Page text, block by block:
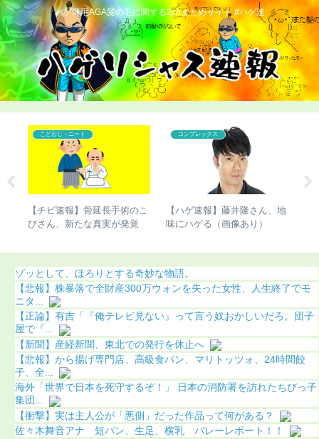
ハゲ薄毛AGA髪の毛に関する2chまとめサイト #ハゲ速
こどおじ・ニート
【チビ速報】骨延長手術のこ
びさん、新たな真実が発覚
コンプレックス
【ハゲ速報】藤井隆さん、地
味にハゲる（画像あり）
ゾッとして、ほろりとする奇妙な物語。
【悲報】株暴落で全財産300万ウォンを失った女性、人生終了でモ
ニタ...
【正論】有吉「『俺テレビ見ない』って言う奴おかしいだろ。団子
屋で『...
【新聞】産経新聞、東北での発行を休止へ
【悲報】から揚げ専門店、高級食パン、マリトッツォ、24時間餃
子、全...
海外「世界で日本を死守するぞ！」 日本の消防署を訪れたちびっ子
集団...
【衝撃】実は主人公が「悪側」だった作品って何がある？
佐々木舞音アナ 短パン、生足、横乳 バレーレポート！！